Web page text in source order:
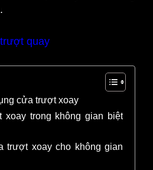
quay
cửa trượt xoay
trong không gian biệt
trượt xoay cho không gian